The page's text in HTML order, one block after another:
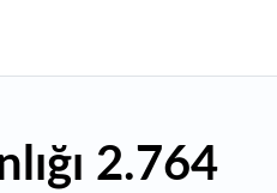
2.764